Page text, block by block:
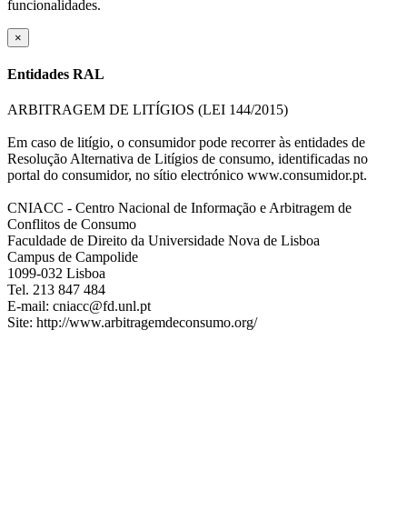
funcionalidades.
×
Entidades RAL
ARBITRAGEM DE LITÍGIOS (LEI 144/2015)
Em caso de litígio, o consumidor pode recorrer às entidades de
Resolução Alternativa de Litígios de consumo, identificadas no
portal do consumidor, no sítio electrónico www.consumidor.pt.
CNIACC - Centro Nacional de Informação e Arbitragem de
Conflitos de Consumo
Faculdade de Direito da Universidade Nova de Lisboa
Campus de Campolide
1099-032 Lisboa
Tel. 213 847 484
E-mail: cniacc@fd.unl.pt
Site: http://www.arbitragemdeconsumo.org/